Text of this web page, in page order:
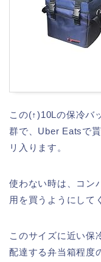
この(↑)10Lの保冷バ
群で、Uber Eatsで
リ入ります。
使わない時は、コン
用を買うようにして
このサイズに近い保
配達する弁当箱程度